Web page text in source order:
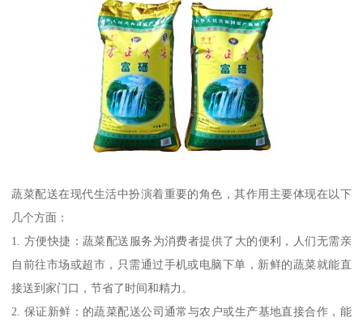
蔬菜配送在现代生活中扮演着重要的角色，其作用主要体现在以下
几个方面：
1. 方便快捷：蔬菜配送服务为消费者提供了大的便利，人们无需亲
自前往市场或超市，只需通过手机或电脑下单，新鲜的蔬菜就能直
接送到家门口，节省了时间和精力。
2. 保证新鲜：的蔬菜配送公司通常与农户或生产基地直接合作，能